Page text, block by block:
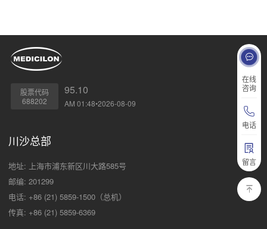
在线
咨询
电话
留言
股票代码
688202
95.10
AM 01:48•2026-08-09
川沙总部
地址: 上海市浦东新区川大路585号
邮编: 201299
电话: +86 (21) 5859-1500（总机）
传真: +86 (21) 5859-6369